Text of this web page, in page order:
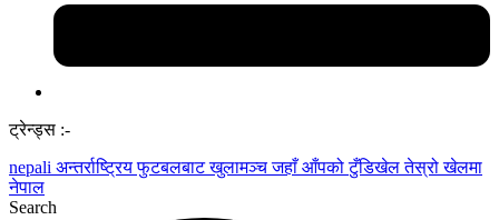
ट्रेन्ड्स :-
nepali अन्तर्राष्ट्रिय फुटबलबाट खुलामञ्च जहाँ आँपको टुँडिखेल तेस्रो खेलमा
नेपाल
Search